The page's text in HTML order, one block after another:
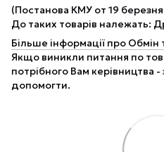
(Постанова КМУ от 19
До таких товарів належать:
Більше інформації про Обмін
Якщо виникли питання по
потрібного Вам керівництва
допомогти.